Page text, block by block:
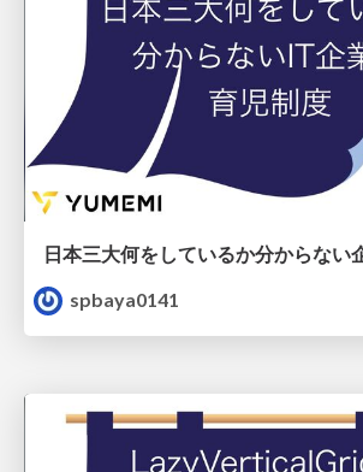
日本三大何をしているか分からない
spbaya0141